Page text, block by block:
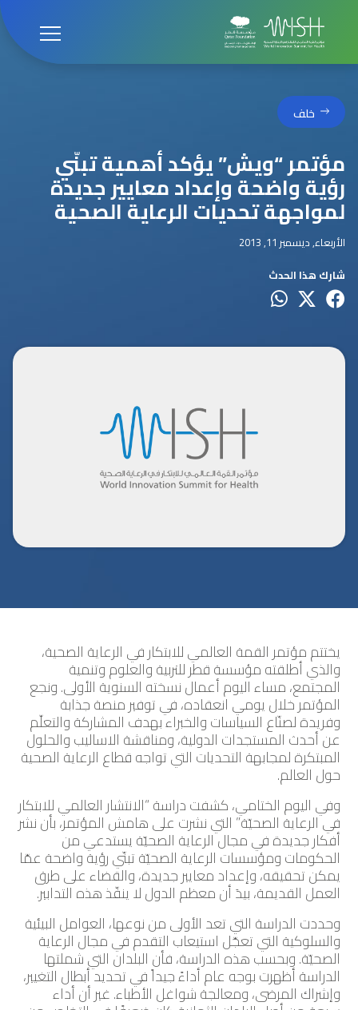
خلف
مؤتمر “ويش” يؤكد أهمية تبنّي
رؤية واضحة وإعداد معايير جديدة
لمواجهة تحديات الرعاية الصحية
الأربعاء, ديسمبر 11, 2013
شارك هذا الحدث
يختتم مؤتمر القمة العالمي للابتكار في الرعاية الصحية،
والذي أطلقته مؤسسة قطر للتربية والعلوم وتنمية
المجتمع، مساء اليوم أعمال نسخته السنوية الأولى. ونجع
المؤتمر خلال يومي انعقاده، في توفير منصة جذابة
وفريدة لصنّاع السياسات والخبراء بهدف المشاركة والتعلّم
عن أحدث المستجدات الدولية، ومناقشة الاساليب والحلول
المبتكرة لمجابهة التحديات التي تواجه قطاع الرعاية الصحية
حول العالم.
وفي اليوم الختامي، كشفت دراسة “الانتشار العالمي للابتكار
في الرعاية الصحيّة” التي نشرت على هامش المؤتمر، بأن نشر
أفكار جديدة في مجال الرعاية الصحيّة يستدعي من
الحكومات ومؤسسات الرعاية الصحيّة تبنّي رؤية واضحة عمّا
يمكن تحقيقه، وإعداد معايير جديدة، والقضاء على طرق
العمل القديمة، بيدَ أن معظم الدول لا ينفّذ هذه التدابير.
وحددت الدراسة التي تعد الأولى من نوعها، العوامل البيئية
والسلوكية التي تعجّل استيعاب التقدم في مجال الرعاية
الصحيّة. وبحسب هذه الدراسة، فأن البلدان التي شملتها
الدراسة أظهرت بوجه عام أداءً جيداً في تحديد أبطال التغيير،
وإشراك المرضى، ومعالجة شواغل الأطباء. غير أن أداء